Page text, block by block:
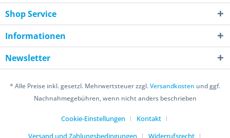
Shop Service
Informationen
Newsletter
* Alle Preise inkl. gesetzl. Mehrwertsteuer zzgl.Versandkosten und ggf.
Nachnahmegebühren, wenn nicht anders beschrieben
Cookie-Einstellungen
Kontakt
Versand und Zahlungsbedingungen
Widerrufsrecht